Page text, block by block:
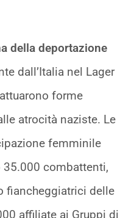
della deportazione
dall’Italia nel Lager
forme
atrocità naziste. Le
femminile
35.000 combattenti,
fiancheggiatrici delle
affiliate ai Gruppi di